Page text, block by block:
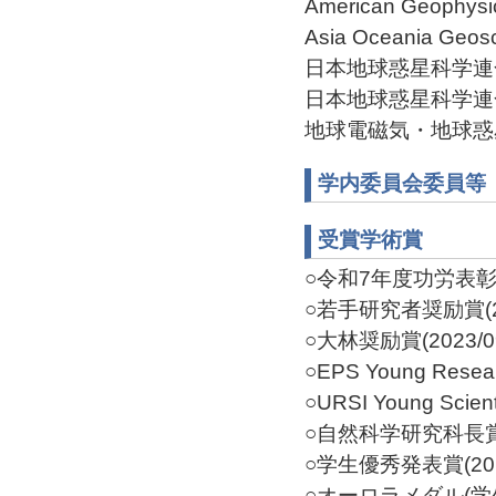
American
Asia Oceania
日本地球惑星科学
日本地球惑星科学
地球電磁気・地球
学内委員会委員等
受賞学術賞
○令和7年度功労表
○若手研究者奨励賞
○大林奨励賞(2023/
○EPS Young
○URSI Young
○自然科学研究科長
○学生優秀発表賞